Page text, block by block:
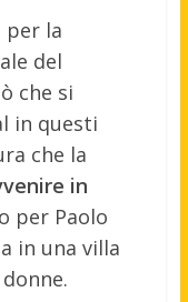
la
del
che si
in questi
che la
in
per Paolo
in una villa